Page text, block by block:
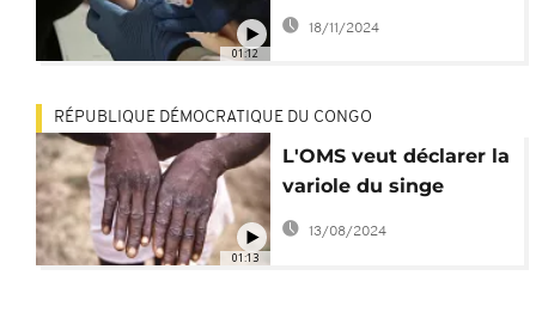
01:12
de rougeole en
18/11/2024
01:13
RÉPUBLIQUE DÉMOCRATIQUE DU CONGO
L'OMS veut déclarer la
variole du singe
"urgence mondiale"
13/08/2024